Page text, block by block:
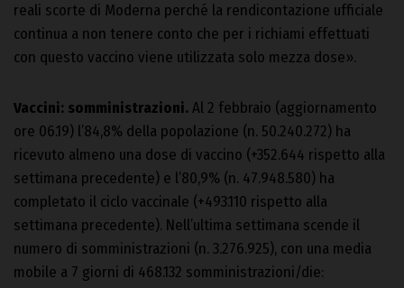
reali scorte di Moderna perché la rendicontazione ufficiale
continua a non tenere conto che per i richiami effettuati
con questo vaccino viene utilizzata solo mezza dose».
Vaccini: somministrazioni.Al 2 febbraio (aggiornamento
ore 06.19) l’84,8% della popolazione (n. 50.240.272) ha
ricevuto almeno una dose di vaccino (+352.644 rispetto alla
settimana precedente) e l’80,9% (n. 47.948.580) ha
completato il ciclo vaccinale (+493.110 rispetto alla
settimana precedente). Nell’ultima settimana scende il
numero di somministrazioni (n. 3.276.925), con una media
mobile a 7 giorni di 468.132 somministrazioni/die: